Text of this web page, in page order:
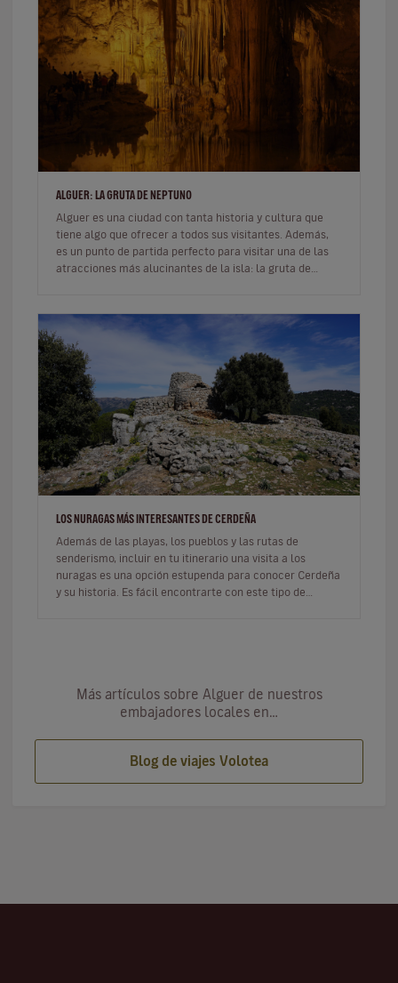
ALGUER: LA GRUTA DE NEPTUNO
Alguer es una ciudad con tanta historia y cultura que
tiene algo que ofrecer a todos sus visitantes. Además,
es un punto de partida perfecto para visitar una de las
atracciones más alucinantes de la isla: la gruta de
LOS NURAGAS MÁS INTERESANTES DE CERDEÑA
Además de las playas, los pueblos y las rutas de
senderismo, incluir en tu itinerario una visita a los
nuragas es una opción estupenda para conocer Cerdeña
y su historia. Es fácil encontrarte con este tipo de
Más artículos sobre Alguer de nuestros
embajadores locales en…
Blog de viajes Volotea